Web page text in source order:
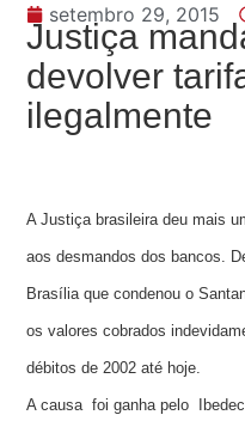
setembro 29, 2015
Justiça
devolver
ilegalmente
A Justiça brasileira deu mais
aos desmandos dos bancos.
Brasília que condenou o
os valores cobrados
débitos de 2002 até hoje.
A causa foi ganha pelo